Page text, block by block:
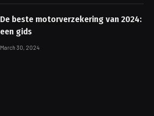
De beste motorverzekering van 2024:
een gids
March 30, 2024